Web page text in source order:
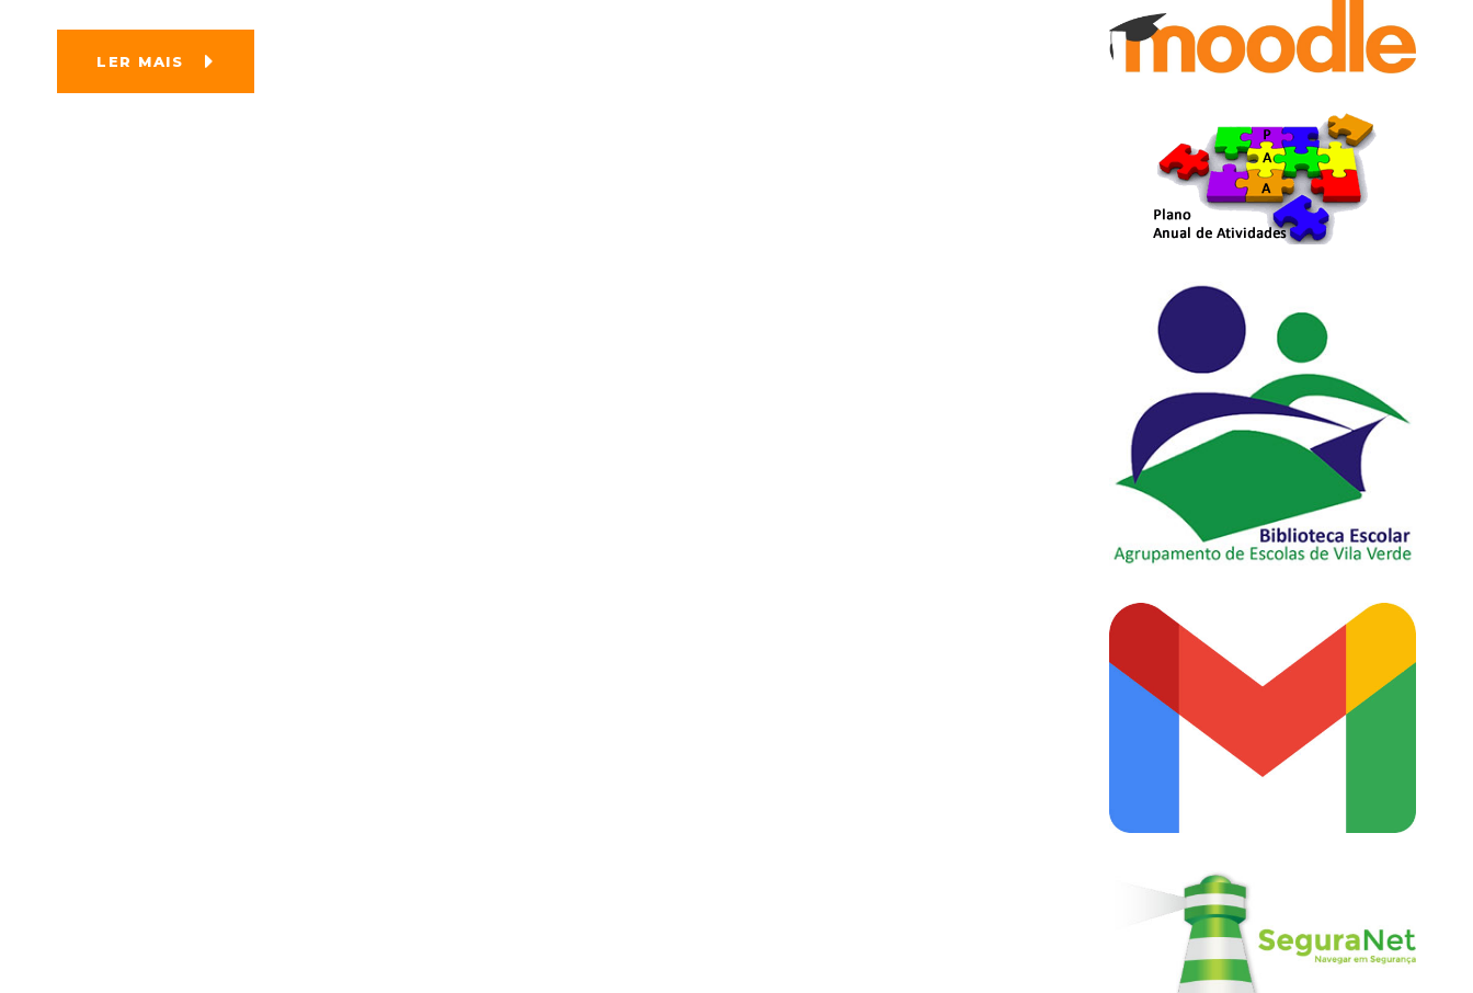
LER MAIS